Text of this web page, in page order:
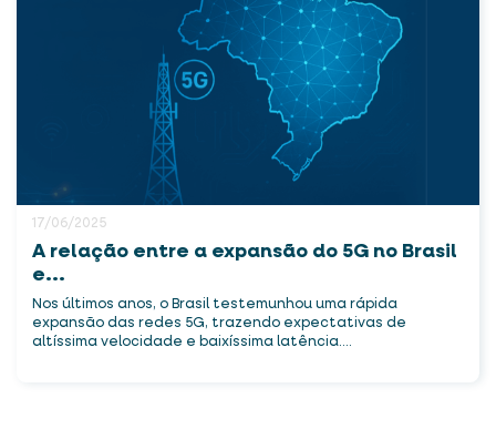
17/06/2025
A relação entre a expansão do 5G no Brasil
e...
Nos últimos anos, o Brasil testemunhou uma rápida
expansão das redes 5G, trazendo expectativas de
altíssima velocidade e baixíssima latência....